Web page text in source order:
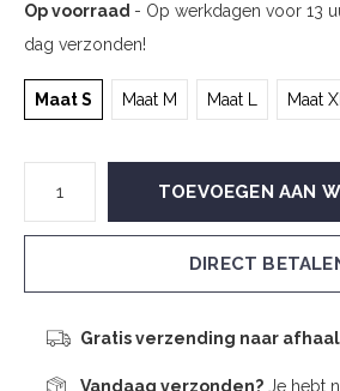
Op voorraad - Op werkdagen voor 13
dag verzonden!
Maat S Maat M Maat L Maat XL
TOEVOEGEN AAN
DIRECT
Gratis verzending naar
Vandaag verzonden?Je hebt